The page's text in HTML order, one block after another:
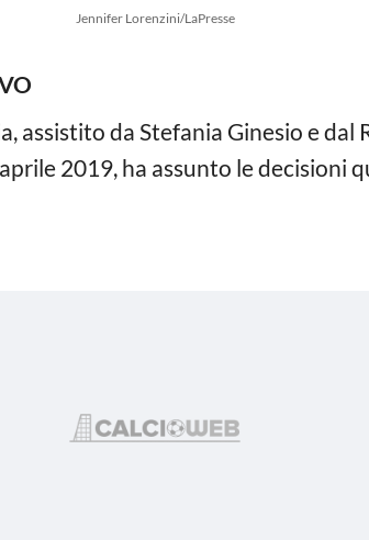
Jennifer Lorenzini/LaPresse
assistito da Stefania Ginesio e dal
2019, ha assunto le decisioni